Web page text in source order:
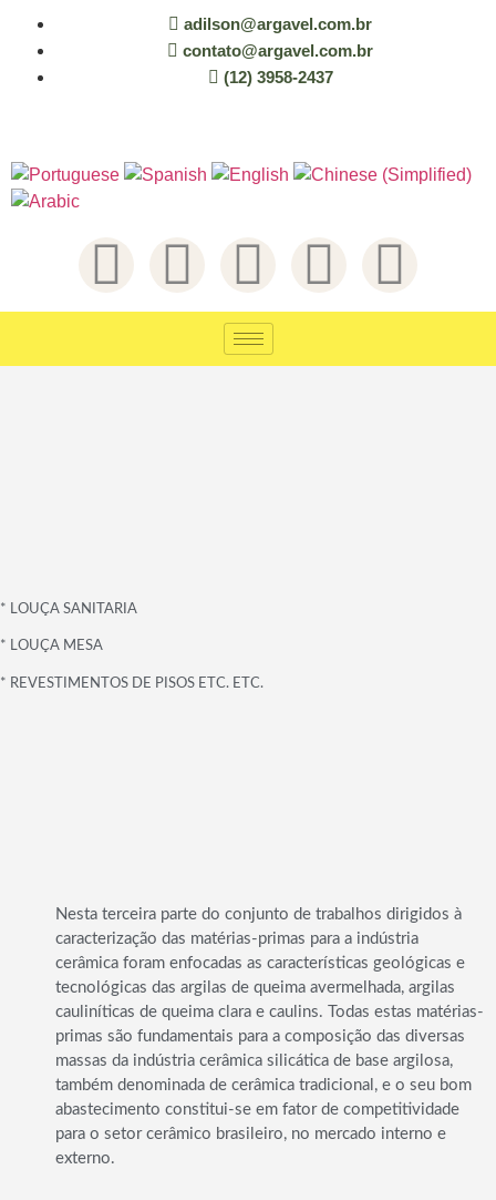
adilson@argavel.com.br
contato@argavel.com.br
(12) 3958-2437
* LOUÇA SANITARIA
* LOUÇA MESA
* REVESTIMENTOS DE PISOS ETC. ETC.
Nesta terceira parte do conjunto de trabalhos dirigidos à
caracterização das matérias-primas para a indústria
cerâmica foram enfocadas as características geológicas e
tecnológicas das argilas de queima avermelhada, argilas
cauliníticas de queima clara e caulins. Todas estas matérias-
primas são fundamentais para a composição das diversas
massas da indústria cerâmica silicática de base argilosa,
também denominada de cerâmica tradicional, e o seu bom
abastecimento constitui-se em fator de competitividade
para o setor cerâmico brasileiro, no mercado interno e
externo.